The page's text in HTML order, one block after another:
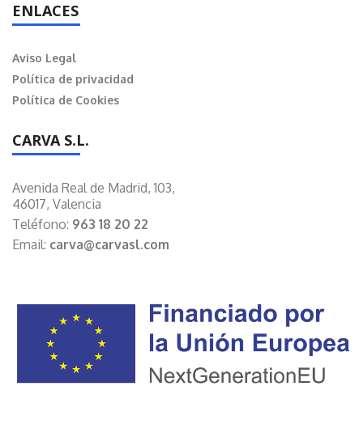
ENLACES
Aviso Legal
Política de privacidad
Política de Cookies
CARVA S.L.
Avenida Real de Madrid, 103,
46017, Valencia
Teléfono: 963 18 20 22
Email: carva@carvasl.com